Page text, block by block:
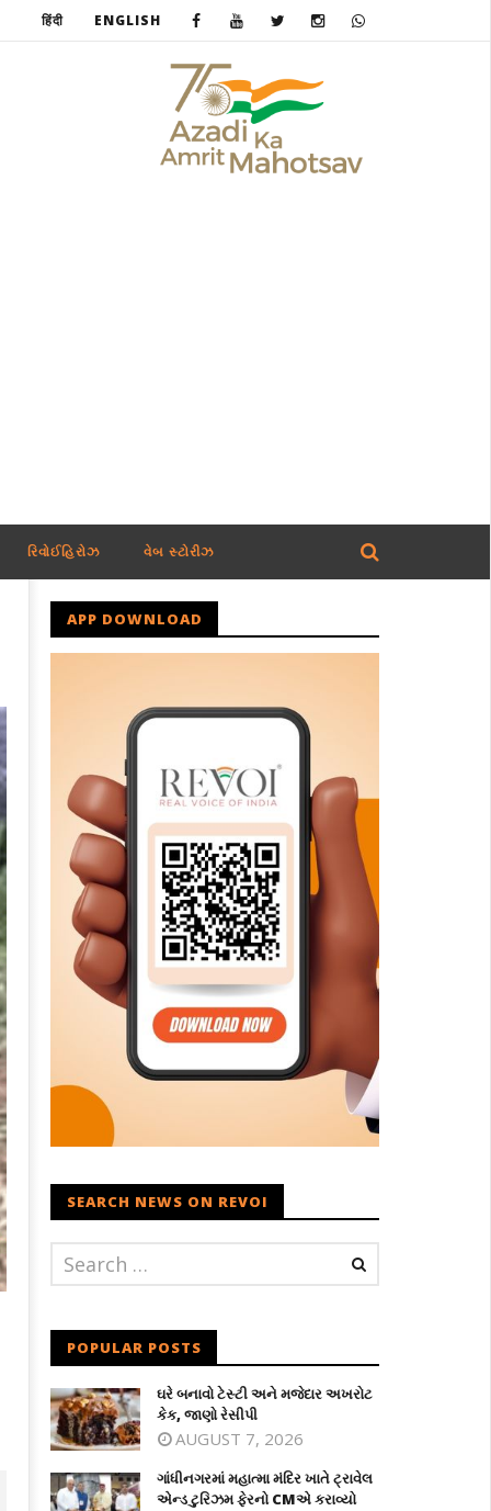
हिंदी ENGLISH
રિવોઈહિરોઝ વેબ સ્ટોરીઝ
APP DOWNLOAD
SEARCH NEWS ON REVOI
POPULAR POSTS
ઘરે બનાવો ટેસ્ટી અને મજેદાર અખરોટ
કેક, જાણો રેસીપી
AUGUST 7, 2026
ગાંધીનગરમાં મહાત્મા મંદિર ખાતે ટ્રાવેલ
એન્ડ ટુરિઝમ ફેરનો CMએ કરાવ્યો